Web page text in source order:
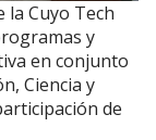
la Cuyo Tech
y
en conjunto
Ciencia y
de